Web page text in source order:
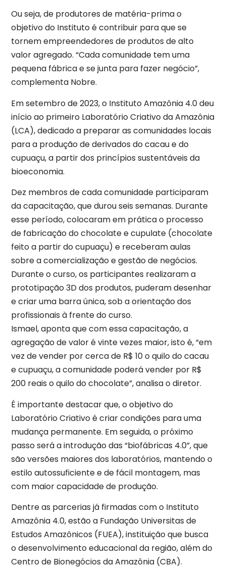
Ou seja, de produtores de matéria-prima o
objetivo do Instituto é contribuir para que se
tornem empreendedores de produtos de alto
valor agregado. “Cada comunidade tem uma
pequena fábrica e se junta para fazer negócio”,
complementa Nobre.
Em setembro de 2023, o Instituto Amazônia 4.0 deu
início ao primeiro Laboratório Criativo da Amazônia
(LCA), dedicado a preparar as comunidades locais
para a produção de derivados do cacau e do
cupuaçu, a partir dos princípios sustentáveis da
bioeconomia.
Dez membros de cada comunidade participaram
da capacitação, que durou seis semanas. Durante
esse período, colocaram em prática o processo
de fabricação do chocolate e cupulate (chocolate
feito a partir do cupuaçu) e receberam aulas
sobre a comercialização e gestão de negócios.
Durante o curso, os participantes realizaram a
prototipação 3D dos produtos, puderam desenhar
e criar uma barra única, sob a orientação dos
profissionais à frente do curso.
Ismael, aponta que com essa capacitação, a
agregação de valor é vinte vezes maior, isto é, “em
vez de vender por cerca de R$ 10 o quilo do cacau
e cupuaçu, a comunidade poderá vender por R$
200 reais o quilo do chocolate”, analisa o diretor.
É importante destacar que, o objetivo do
Laboratório Criativo é criar condições para uma
mudança permanente. Em seguida, o próximo
passo será a introdução das “biofábricas 4.0”, que
são versões maiores dos laboratórios, mantendo o
estilo autossuficiente e de fácil montagem, mas
com maior capacidade de produção.
Dentre as parcerias já firmadas com o Instituto
Amazônia 4.0, estão a Fundação Universitas de
Estudos Amazônicos (FUEA), instituição que busca
o desenvolvimento educacional da região, além do
Centro de Bionegócios da Amazônia (CBA).